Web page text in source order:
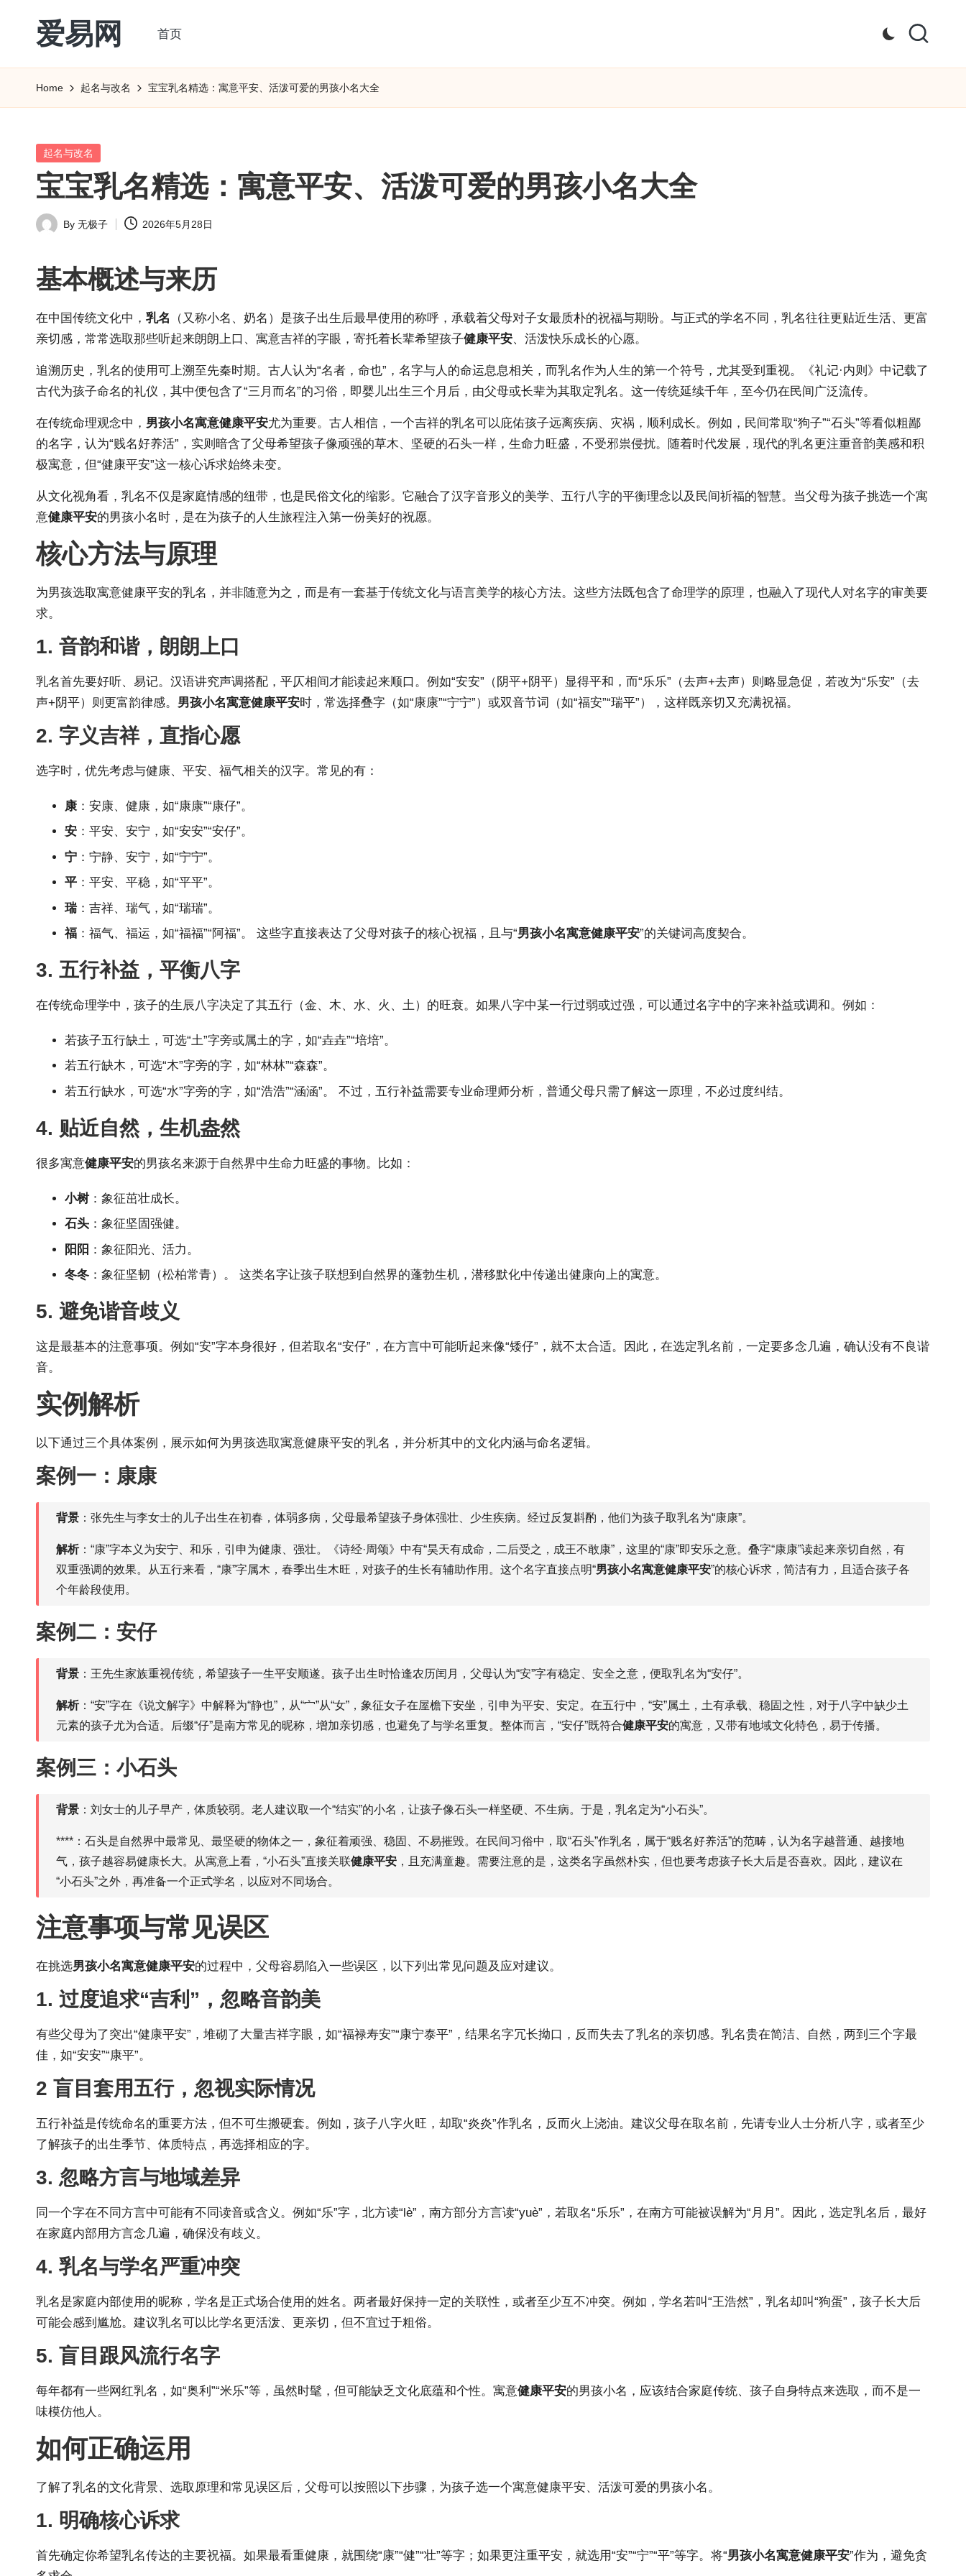
爱易网
历
阳
转
农
历
历
询
_2ebc.com
首页
Home 起名与改名 宝宝乳名精选：寓意平安、活泼可爱的男孩小名大全
Posted
起名与改名
宝宝乳名精选：寓意平安、活泼可爱的男孩小名大全
Posted
By 无极子 2026年5月28日
基本概述与来历
在中国传统文化中， 乳名
（又称小名、奶名）是孩子出生后最早使用的称呼，承载着父母对子女最质朴的祝福与期盼。与正式的学名不同，乳名往往更贴近生活、更富
亲切感，常常选取那些听起来朗朗上口、寓意吉祥的字眼，寄托着长辈希望孩子健康平安、活泼快乐成长的心愿。
追溯历史，乳名的使用可上溯至先秦时期。古人认为“名者，命也”，名字与人的命运息息相关，而乳名作为人生的第一个符号，尤其受到重视。《礼记·内则》中记载了
古代为孩子命名的礼仪，其中便包含了“三月而名”的习俗，即婴儿出生三个月后，由父母或长辈为其取定乳名。这一传统延续千年，至今仍在民间广泛流传。
在传统命理观念中， 男孩小名寓意健康平安尤为重要。古人相信，一个吉祥的乳名可以庇佑孩子远离疾病、灾祸，顺利成长。例如，民间常取“狗子”“石头”等看似粗鄙
的名字，认为“贱名好养活”，实则暗含了父母希望孩子像顽强的草木、坚硬的石头一样，生命力旺盛，不受邪祟侵扰。随着时代发展，现代的乳名更注重音韵美感和积
极寓意，但“健康平安”这一核心诉求始终未变。
从文化视角看，乳名不仅是家庭情感的纽带，也是民俗文化的缩影。它融合了汉字音形义的美学、五行八字的平衡理念以及民间祈福的智慧。当父母为孩子挑选一个寓
意健康平安的男孩小名时，是在为孩子的人生旅程注入第一份美好的祝愿。
核心方法与原理
为男孩选取寓意健康平安的乳名，并非随意为之，而是有一套基于传统文化与语言美学的核心方法。这些方法既包含了命理学的原理，也融入了现代人对名字的审美要
求。
1. 音韵和谐，朗朗上口
乳名首先要好听、易记。汉语讲究声调搭配，平仄相间才能读起来顺口。例如“安安”（阴平+阴平）显得平和，而“乐乐”（去声+去声）则略显急促，若改为“乐安”（去
声+阴平）则更富韵律感。 男孩小名寓意健康平安时，常选择叠字（如“康康”“宁宁”）或双音节词（如“福安”“瑞平”），这样既亲切又充满祝福。
2. 字义吉祥，直指心愿
选字时，优先考虑与健康、平安、福气相关的汉字。常见的有：
康 ：安康、健康，如“康康”“康仔”。
安 ：平安、安宁，如“安安”“安仔”。
宁 ：宁静、安宁，如“宁宁”。
平 ：平安、平稳，如“平平”。
瑞：吉祥、瑞气，如“瑞瑞”。
福 ：福气、福运，如“福福”“阿福”。 这些字直接表达了父母对孩子的核心祝福，且与“男孩小名寓意健康平安”的关键词高度契合。
3. 五行补益，平衡八字
在传统命理学中，孩子的生辰八字决定了其五行（金、木、水、火、土）的旺衰。如果八字中某一行过弱或过强，可以通过名字中的字来补益或调和。例如：
若孩子五行缺土，可选“土”字旁或属土的字，如“垚垚”“培培”。
若五行缺木，可选“木”字旁的字，如“林林”“森森”。
若五行缺水，可选“水”字旁的字，如“浩浩”“涵涵”。 不过，五行补益需要专业命理师分析，普通父母只需了解这一原理，不必过度纠结。
4. 贴近自然，生机盎然
很多寓意健康平安的男孩名来源于自然界中生命力旺盛的事物。比如：
小树：象征茁壮成长。
石头 ：象征坚固强健。
阳阳 ：象征阳光、活力。
冬冬 ：象征坚韧（松柏常青）。 这类名字让孩子联想到自然界的蓬勃生机，潜移默化中传递出健康向上的寓意。
5. 避免谐音歧义
这是最基本的注意事项。例如“安”字本身很好，但若取名“安仔”，在方言中可能听起来像“矮仔”，就不太合适。因此，在选定乳名前，一定要多念几遍，确认没有不良谐
音。
实例解析
以下通过三个具体案例，展示如何为男孩选取寓意健康平安的乳名，并分析其中的文化内涵与命名逻辑。
案例一：康康
背景 ：张先生与李女士的儿子出生在初春，体弱多病，父母最希望孩子身体强壮、少生疾病。经过反复斟酌，他们为孩子取乳名为“康康”。
解析：“康”字本义为安宁、和乐，引申为健康、强壮。《诗经·周颂》中有“昊天有成命，二后受之，成王不敢康”，这里的“康”即安乐之意。叠字“康康”读起来亲切自然，有
双重强调的效果。从五行来看，“康”字属木，春季出生木旺，对孩子的生长有辅助作用。这个名字直接点明“男孩小名寓意健康平安”的核心诉求，简洁有力，且适合孩子各
个年龄段使用。
案例二：安仔
背景 ：王先生家族重视传统，希望孩子一生平安顺遂。孩子出生时恰逢农历闰月，父母认为“安”字有稳定、安全之意，便取乳名为“安仔”。
解析：“安”字在《说文解字》中解释为“静也”，从“宀”从“女”，象征女子在屋檐下安坐，引申为平安、安定。在五行中，“安”属土，土有承载、稳固之性，对于八字中缺少土
元素的孩子尤为合适。后缀“仔”是南方常见的昵称，增加亲切感，也避免了与学名重复。整体而言，“安仔”既符合健康平安的寓意，又带有地域文化特色，易于传播。
案例三：小石头
背景 ：刘女士的儿子早产，体质较弱。老人建议取一个“结实”的小名，让孩子像石头一样坚硬、不生病。于是，乳名定为“小石头”。
****：石头是自然界中最常见、最坚硬的物体之一，象征着顽强、稳固、不易摧毁。在民间习俗中，取“石头”作乳名，属于“贱名好养活”的范畴，认为名字越普通、越接地
气，孩子越容易健康长大。从寓意上看，“小石头”直接关联健康平安 ，且充满童趣。需要注意的是，这类名字虽然朴实，但也要考虑孩子长大后是否喜欢。因此，建议在
“小石头”之外，再准备一个正式学名，以应对不同场合。
注意事项与常见误区
在挑选男孩小名寓意健康平安的过程中，父母容易陷入一些误区，以下列出常见问题及应对建议。
1. 过度追求“吉利”，忽略音韵美
有些父母为了突出“健康平安”，堆砌了大量吉祥字眼，如“福禄寿安”“康宁泰平”，结果名字冗长拗口，反而失去了乳名的亲切感。乳名贵在简洁、自然，两到三个字最
佳，如“安安”“康平”。
2 盲目套用五行，忽视实际情况
五行补益是传统命名的重要方法，但不可生搬硬套。例如，孩子八字火旺，却取“炎炎”作乳名，反而火上浇油。建议父母在取名前，先请专业人士分析八字，或者至少
了解孩子的出生季节、体质特点，再选择相应的字。
3. 忽略方言与地域差异
同一个字在不同方言中可能有不同读音或含义。例如“乐”字，北方读“lè”，南方部分方言读“yuè”，若取名“乐乐”，在南方可能被误解为“月月”。因此，选定乳名后，最好
在家庭内部用方言念几遍，确保没有歧义。
4. 乳名与学名严重冲突
乳名是家庭内部使用的昵称，学名是正式场合使用的姓名。两者最好保持一定的关联性，或者至少互不冲突。例如，学名若叫“王浩然”，乳名却叫“狗蛋”，孩子长大后
可能会感到尴尬。建议乳名可以比学名更活泼、更亲切，但不宜过于粗俗。
5. 盲目跟风流行名字
每年都有一些网红乳名，如“奥利”“米乐”等，虽然时髦，但可能缺乏文化底蕴和个性。寓意健康平安的男孩小名，应该结合家庭传统、孩子自身特点来选取，而不是一
味模仿他人。
如何正确运用
了解了乳名的文化背景、选取原理和常见误区后，父母可以按照以下步骤，为孩子选一个寓意健康平安、活泼可爱的男孩小名。
1. 明确核心诉求
首先确定你希望乳名传达的主要祝福。如果最看重健康，就围绕“康”“健”“壮”等字；如果更注重平安，就选用“安”“宁”“平”等字。将“男孩小名寓意健康平安”作为，避免贪